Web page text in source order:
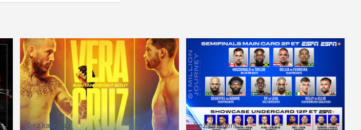
Bez kategorii Bez kategorii